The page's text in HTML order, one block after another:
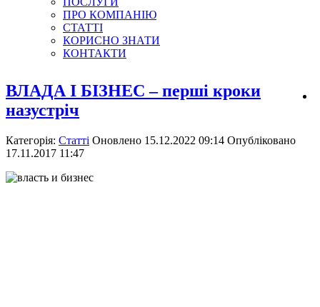
ПРО КОМПАНІЮ
СТАТТІ
КОРИСНО ЗНАТИ
КОНТАКТИ
ВЛАДА І БІЗНЕС – перші кроки
назустріч
Категорія: Статті Оновлено 15.12.2022 09:14 Опубліковано
17.11.2017 11:47